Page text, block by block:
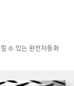
수 있는 완전자동화